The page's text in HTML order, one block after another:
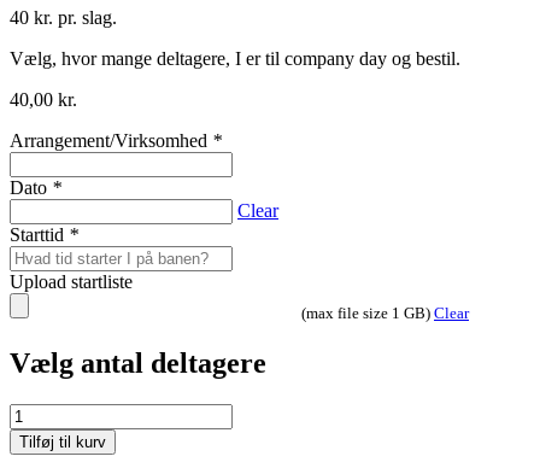
40 kr. pr. slag.
Vælg, hvor mange deltagere, I er til company day og bestil.
40,00 kr.
Arrangement/Virksomhed *
Dato *
Clear
Starttid *
Upload startliste
(max file size 1 GB) Clear
Vælg antal deltagere
Dragsholm
Golf
Club
Tilføj til kurv